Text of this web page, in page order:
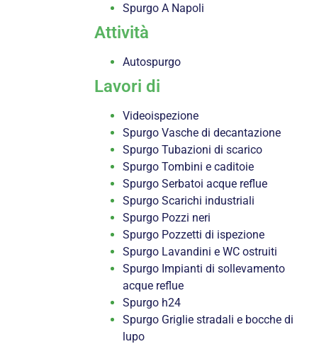
Spurgo A Napoli
Attività
Autospurgo
Lavori di
Videoispezione
Spurgo Vasche di decantazione
Spurgo Tubazioni di scarico
Spurgo Tombini e caditoie
Spurgo Serbatoi acque reflue
Spurgo Scarichi industriali
Spurgo Pozzi neri
Spurgo Pozzetti di ispezione
Spurgo Lavandini e WC ostruiti
Spurgo Impianti di sollevamento
acque reflue
Spurgo h24
Spurgo Griglie stradali e bocche di
lupo